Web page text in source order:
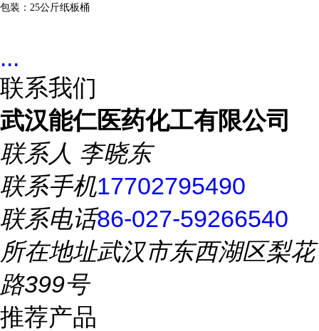
包装： 25公斤纸板桶
...
联系我们
武汉能仁医药化工有限公司
联系人 李晓东
联系手机17702795490
联系电话86-027-59266540
所在地址武汉市东西湖区梨花
路399号
推荐产品